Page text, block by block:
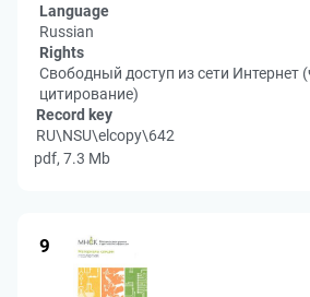
Language
Russian
Rights
Свободный доступ из сети Интернет
цитирование)
Record key
RU\NSU\elcopy\642
pdf, 7.3 Mb
9